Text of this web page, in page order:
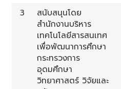
3
สนับสนุนโดย
สำนักงานบริหาร
เทคโนโลยีสารสนเทศ
เพื่อพัฒนาการศึกษา
กระทรวงการ
อุดมศึกษา
วิทยาศาสตร์ วิจัยและ